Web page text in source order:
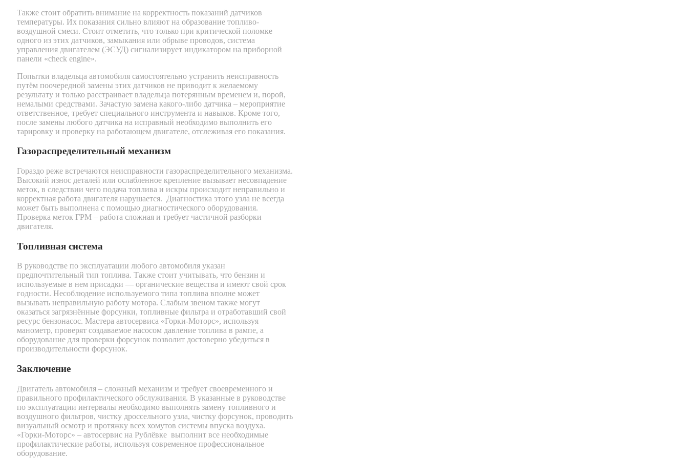
Также стоит обратить внимание на корректность показаний датчиков
температуры. Их показания сильно влияют на образование топливо-
воздушной смеси. Стоит отметить, что только при критической поломке
одного из этих датчиков, замыкания или обрыве проводов, система
управления двигателем (ЭСУД) сигнализирует индикатором на приборной
панели «check engine».
Попытки владельца автомобиля самостоятельно устранить неисправность
путём поочередной замены этих датчиков не приводит к желаемому
результату и только расстраивает владельца потерянным временем и, порой,
немалыми средствами. Зачастую замена какого-либо датчика – мероприятие
ответственное, требует специального инструмента и навыков. Кроме того,
после замены любого датчика на исправный необходимо выполнить его
тарировку и проверку на работающем двигателе, отслеживая его показания.
Газораспределительный механизм
Гораздо реже встречаются неисправности газораспределительного механизма.
Высокий износ деталей или ослабленное крепление вызывает несовпадение
меток, в следствии чего подача топлива и искры происходит неправильно и
корректная работа двигателя нарушается. Диагностика этого узла не всегда
может быть выполнена с помощью диагностического оборудования.
Проверка меток ГРМ – работа сложная и требует частичной разборки
двигателя.
Топливная система
В руководстве по эксплуатации любого автомобиля указан
предпочтительный тип топлива. Также стоит учитывать, что бензин и
используемые в нем присадки — органические вещества и имеют свой срок
годности. Несоблюдение используемого типа топлива вполне может
вызывать неправильную работу мотора. Слабым звеном также могут
оказаться загрязнённые форсунки, топливные фильтра и отработавший свой
ресурс бензонасос. Мастера автосервиса «Горки-Моторс», используя
манометр, проверят создаваемое насосом давление топлива в рампе, а
оборудование для проверки форсунок позволит достоверно убедиться в
производительности форсунок.
Заключение
Двигатель автомобиля – сложный механизм и требует своевременного и
правильного профилактического обслуживания. В указанные в руководстве
по эксплуатации интервалы необходимо выполнять замену топливного и
воздушного фильтров, чистку дроссельного узла, чистку форсунок, проводить
визуальный осмотр и протяжку всех хомутов системы впуска воздуха.
«Горки-Моторс» – автосервис на Рублёвке выполнит все необходимые
профилактические работы, используя современное профессиональное
оборудование.